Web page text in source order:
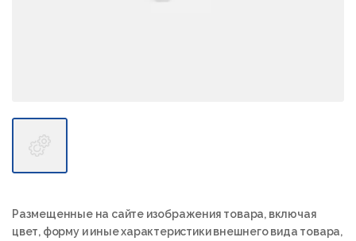
Размещенные на сайте изображения товара, включая
цвет, форму и иные характеристики внешнего вида товара,